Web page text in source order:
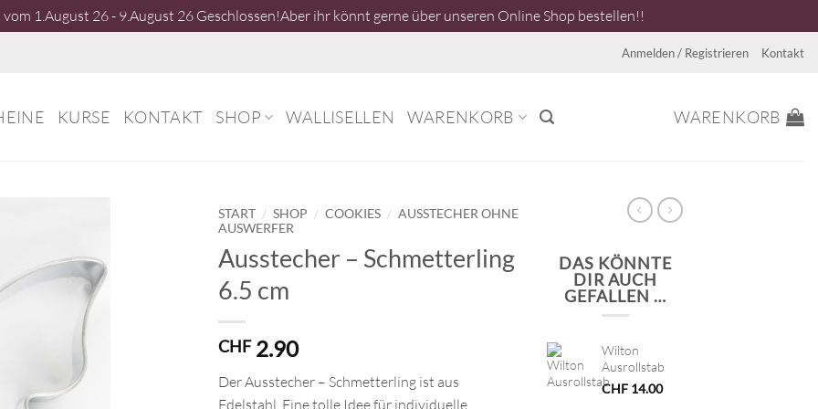
1.August 26 - 9.August 26 Geschlossen!Aber ihr könnt gerne über unseren Online Shop bestellen!!
Anmelden / Registrieren Kontakt
KURSE KONTAKT SHOP WALLISELLEN WARENKORB WARENKORB
START / SHOP / COOKIES / AUSSTECHER OHNE
AUSWERFER
Ausstecher – Schmetterling
6.5 cm
CHF2.90
Der Ausstecher – Schmetterling ist aus
Edelstahl. Eine tolle Idee für individuelle
DAS KÖNNTE
DIR AUCH
GEFALLEN …
Wilton
Ausrollstab
CHF 14.00